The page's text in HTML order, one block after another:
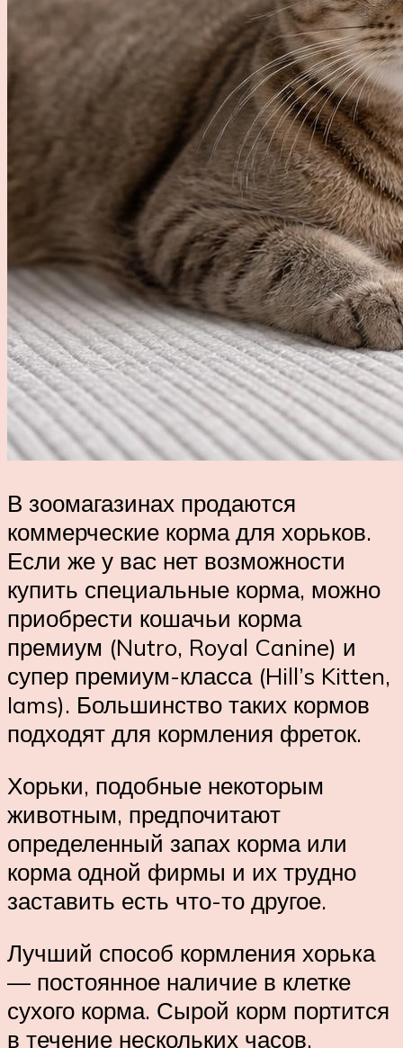
В зоомагазинах продаются
коммерческие корма для хорьков.
Если же у вас нет возможности
купить специальные корма, можно
приобрести кошачьи корма
премиум (Nutro, Royal Canine) и
супер премиум-класса (Hill’s Kitten,
Iams). Большинство таких кормов
подходят для кормления фреток.
Хорьки, подобные некоторым
животным, предпочитают
определенный запах корма или
корма одной фирмы и их трудно
заставить есть что-то другое.
Лучший способ кормления хорька
— постоянное наличие в клетке
сухого корма. Сырой корм портится
в течение нескольких часов,